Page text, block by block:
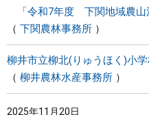
「令和7年度 下関地域農山
下関農林事務所
柳井市立柳北(りゅうほく)小
柳井農林水産事務所
2025年11月20日